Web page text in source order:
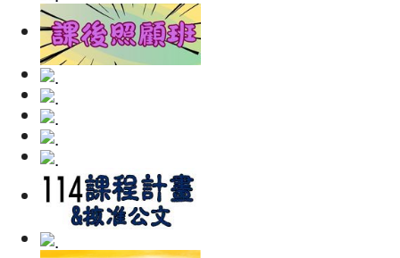
公務連結
人事宣導專區
校內功能
登入